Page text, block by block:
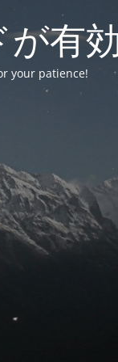
有
your patience!